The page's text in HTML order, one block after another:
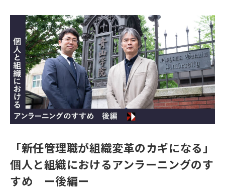
「新任管理職が組織変革のカギになる」
個人と組織におけるアンラーニングのす
すめ ー後編ー